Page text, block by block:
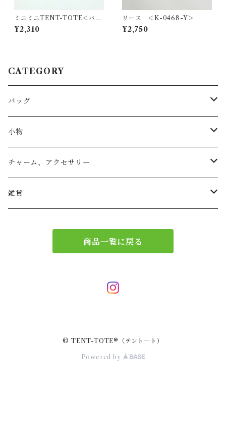
ミニミニTENT-TOTE＜バッ
グチャーム＞K-0559
¥2,310
リース ＜K-0468-Y＞
¥2,750
CATEGORY
バッグ
トートバッグ
リュック
ショルダー
小物
小物入れ
チャーム、アクセサリー
バッグチャーム
雑貨
商品一覧に戻る
© TENT-TOTE®（テント―ト）
Powered by